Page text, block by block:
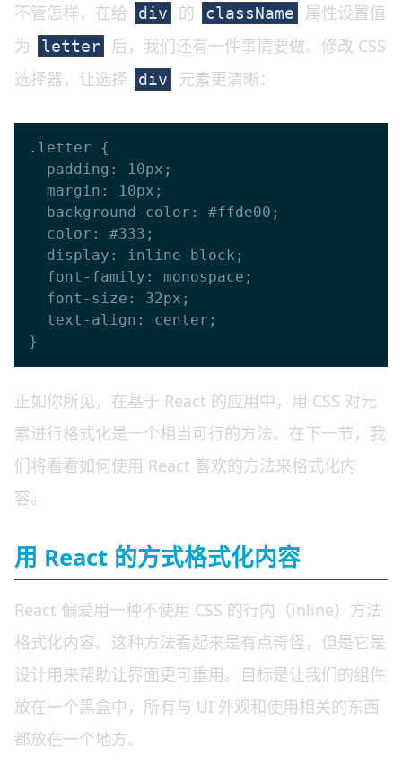
不管怎样，在给 div 的 className
属性设置值
为
letter
后，我们还有一件事情要做。修改 CSS
选择器，让选择
div 元素更清晰：
.letter {
正如你所见，在基于 React 的应用中，用 CSS 对元
素进行格式化是一个相当可行的方法。在下一节，我
们将看看如何使用 React 喜欢的方法来格式化内
容。
用 React 的方式格式化内容
React 偏爱用一种不使用 CSS 的行内（inline）方法
格式化内容。这种方法看起来是有点奇怪，但是它是
设计用来帮助让界面更可重用。目标是让我们的组件
放在一个黑盒中，所有与 UI 外观和使用相关的东西
都放在一个地方。